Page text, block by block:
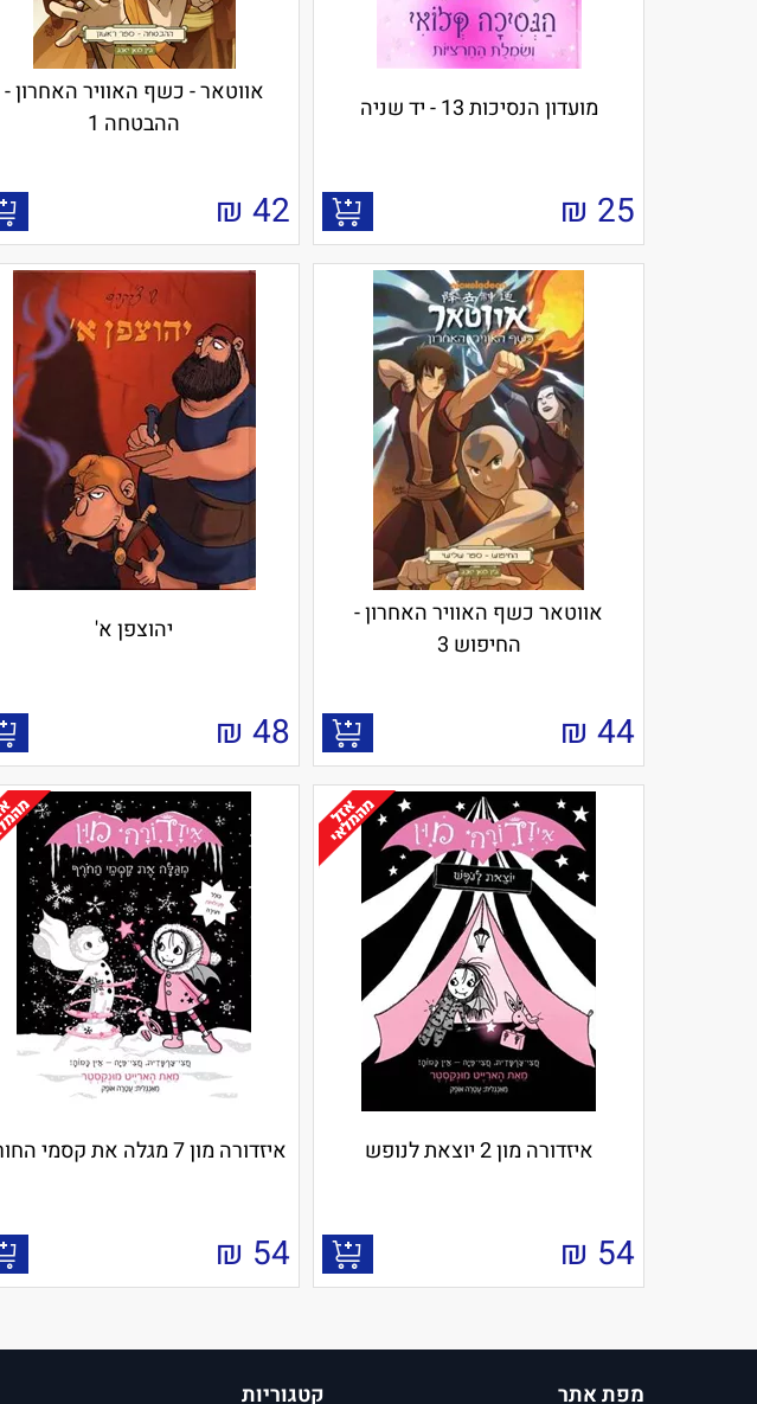
מועדון הנסיכות 13 - יד שניה
25
₪
אווטאר - כשף האוויר האחרון -
ההבטחה 1
42
₪
אווטאר כשף האוויר האחרון -
החיפוש 3
44
₪
יהוצפן א'
48
₪
איזדורה מון 2 יוצאת לנופש
54
₪
איזדורה מון 7 מגלה את קסמי החורף
54
₪
מפת אתר קטגוריות